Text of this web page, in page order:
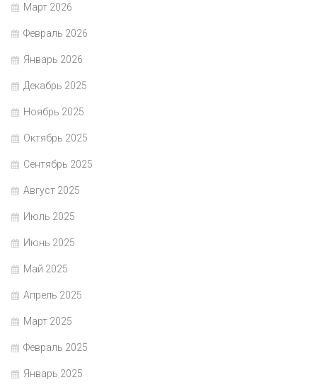
Март 2026
Февраль 2026
Январь 2026
Декабрь 2025
Ноябрь 2025
Октябрь 2025
Сентябрь 2025
Август 2025
Июль 2025
Июнь 2025
Май 2025
Апрель 2025
Март 2025
Февраль 2025
Январь 2025